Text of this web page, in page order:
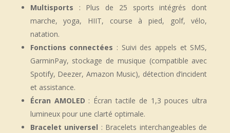
Multisports : Plus de 25 sports intégrés dont
marche, yoga, HIIT, course à pied, golf, vélo,
natation.
Fonctions connectées : Suivi des appels et SMS,
GarminPay, stockage de musique (compatible avec
Spotify, Deezer, Amazon Music), détection d’incident
et assistance.
Écran AMOLED : Écran tactile de 1,3 pouces ultra
lumineux pour une clarté optimale.
Bracelet universel : Bracelets interchangeables de